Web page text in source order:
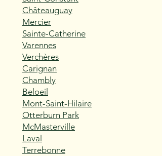
Châteauguay
Mercier
Sainte-Catherine
Varennes
Verchères
Carignan
Chambly
Beloeil
Mont-Saint-Hilaire
Otterburn Park
McMasterville
Laval
Terrebonne